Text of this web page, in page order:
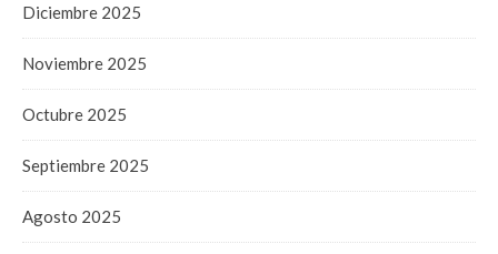
Diciembre 2025
Noviembre 2025
Octubre 2025
Septiembre 2025
Agosto 2025